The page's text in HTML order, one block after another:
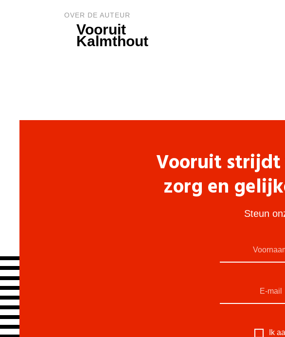
OVER DE AUTEUR
Vooruit
Kalmthout
Vooruit
zorg en
Steun
Ik